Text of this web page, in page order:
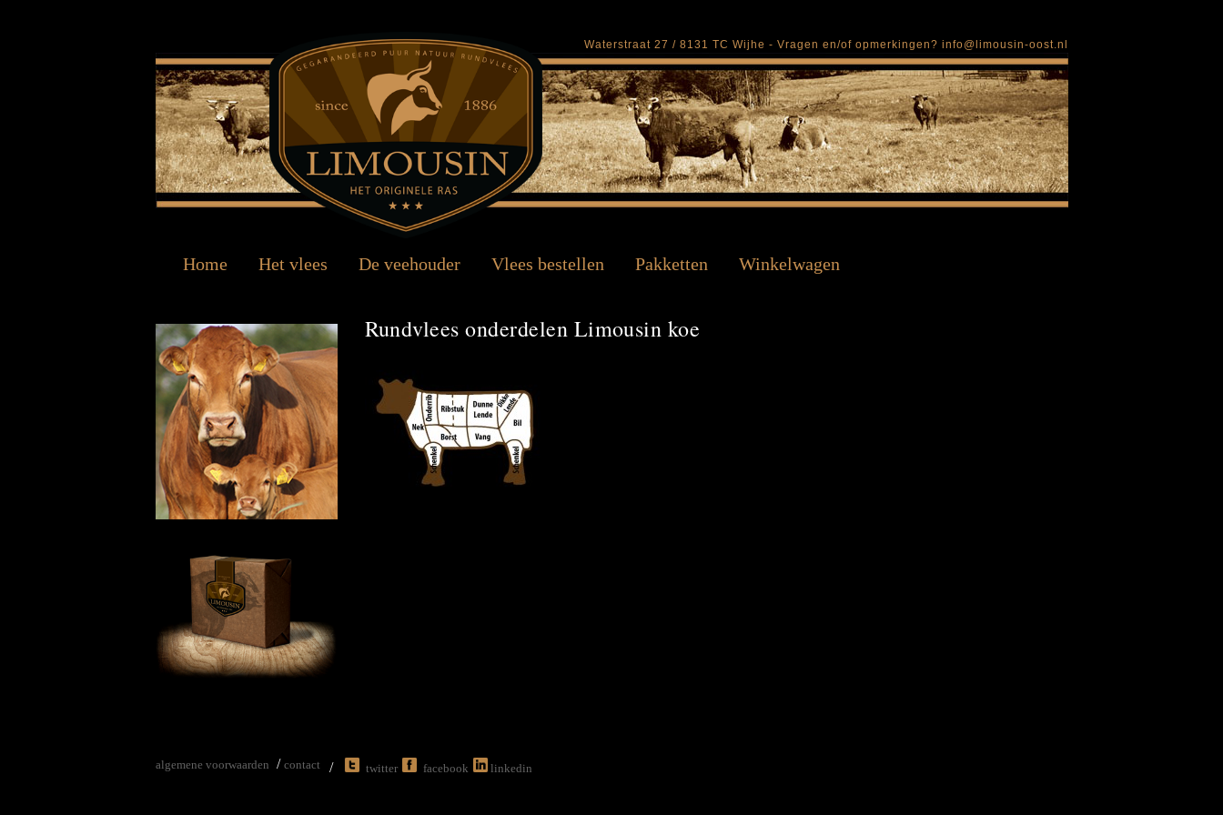
Waterstraat 27 / 8131 TC Wijhe - Vragen en/of opmerkingen? info@limousin-oost.nl
Home Het vlees De veehouder Vlees bestellen Pakketten Winkelwagen
Rundvlees onderdelen Limousin koe
algemene voorwaarden / contact / twitter facebook linkedin